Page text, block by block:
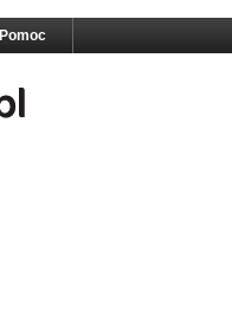
Pomoc